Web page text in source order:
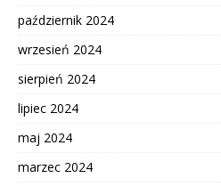
październik 2024
wrzesień 2024
sierpień 2024
lipiec 2024
maj 2024
marzec 2024